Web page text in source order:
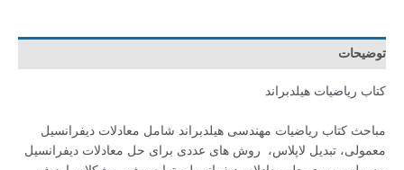
توضیحات
کتاب ریاضیات هیلدبراند
مباحث کتاب ریاضیات مهندسی هیلدبراند شامل معادلات دیفرانسیل
معمولی، تبدیل لاپلاس، روش های عددی برای حل معادلات دیفرانسیل